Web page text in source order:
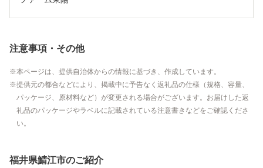
注意事項・その他
本ページは、提供自治体からの情報に基づき、作成しています。
提供元の都合などにより、掲載中に予告なく返礼品の仕様（規格、容量、
パッケージ、原材料など）が変更される場合がございます。お届けした返
礼品のパッケージやラベルに記載されている注意書きなどをご確認くださ
い。
福井県鯖江市のご紹介